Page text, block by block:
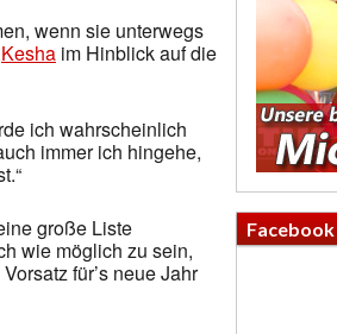
wenn sie unterwegs
Kesha im Hinblick auf die
ich wahrscheinlich
immer ich hingehe,
große Liste
wie möglich zu sein,
für’s neue Jahr